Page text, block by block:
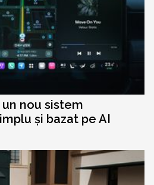
nou sistem
și bazat pe AI